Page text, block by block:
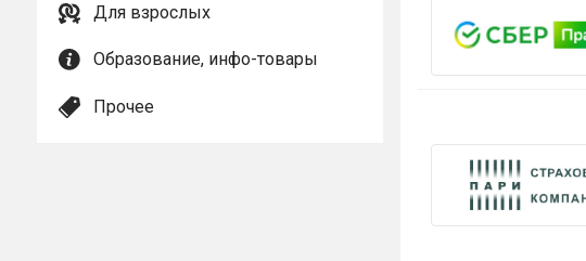
Для взрослых
Образование, инфо-товары
Прочее